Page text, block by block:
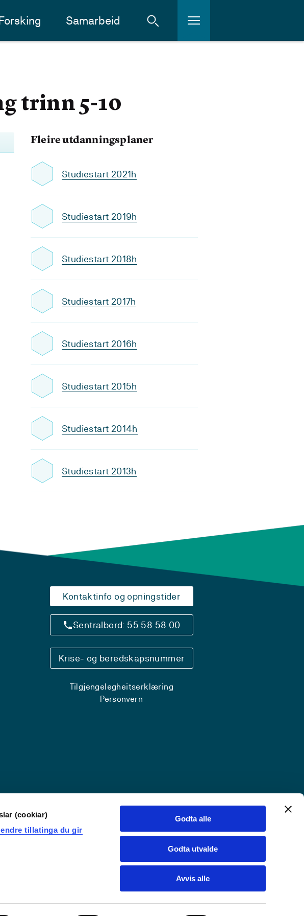
(cookiar)
tillatinga du gir
Godta alle
Godta utvalde
Avvis alle
Samarbeid
trinn 5-10
Fleire utdanningsplaner
Studiestart 2021h
Studiestart 2019h
Studiestart 2018h
Studiestart 2017h
Studiestart 2016h
Studiestart 2015h
Studiestart 2014h
Studiestart 2013h
Kontaktinfo og opningstider
Sentralbord: 55 58 58 00
Krise- og beredskapsnummer
Tilgjengelegheitserklæring
Personvern